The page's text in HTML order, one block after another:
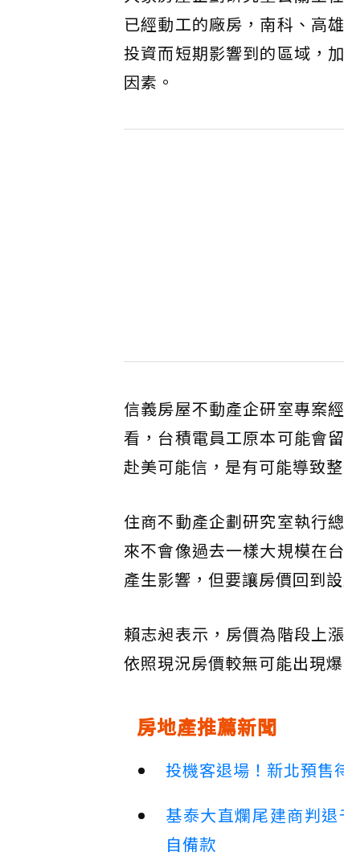
已經動工的廠房，南科、高
投資而短期影響到的區域，
因素。
信義房屋不動產企研室專案
看，台積電員工原本可能會
赴美可能信，是有可能導致
住商不動產企劃研究室執行
來不會像過去一樣大規模在
產生影響，但要讓房價回到
賴志昶表示，房價為階段上
依照現況房價較無可能出現
房地產推薦新聞
投機客退場！新北預售
基泰大直爛尾建商判
自備款